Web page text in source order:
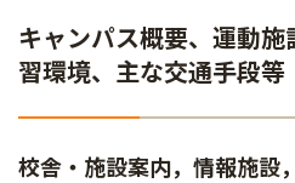
キャンパス概要、運動
習環境、主な交通手段等
校舎・施設案内，情報施設